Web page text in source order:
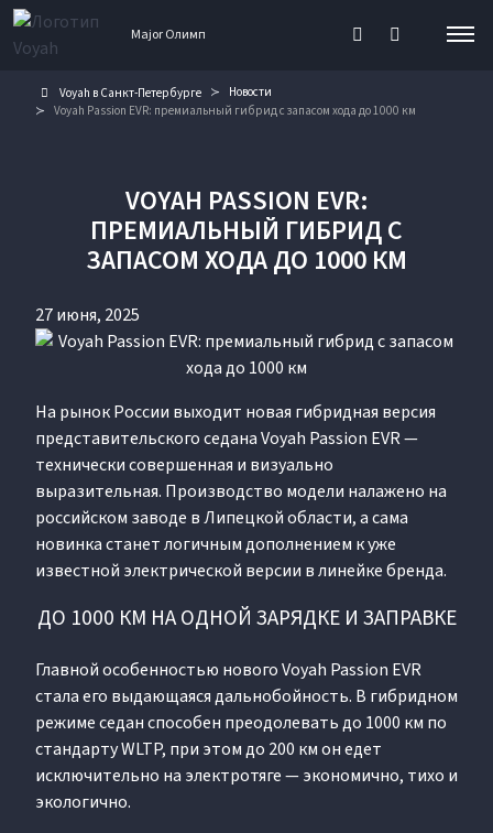
Major Олимп
Voyah в Санкт-Петербурге
Новости
Voyah Passion EVR: премиальный гибрид с запасом хода до 1000 км
VOYAH PASSION EVR:
ПРЕМИАЛЬНЫЙ ГИБРИД С
ЗАПАСОМ ХОДА ДО 1000 КМ
27 июня, 2025
На рынок России выходит новая гибридная версия
представительского седана Voyah Passion EVR —
технически совершенная и визуально
выразительная. Производство модели налажено на
российском заводе в Липецкой области, а сама
новинка станет логичным дополнением к уже
известной электрической версии в линейке бренда.
ДО 1000 КМ НА ОДНОЙ ЗАРЯДКЕ И ЗАПРАВКЕ
Главной особенностью нового Voyah Passion EVR
стала его выдающаяся дальнобойность. В гибридном
режиме седан способен преодолевать до 1000 км по
стандарту WLTP, при этом до 200 км он едет
исключительно на электротяге — экономично, тихо и
экологично.